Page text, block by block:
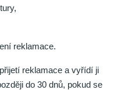
reklamace.
reklamace a vyřídí ji
do 30 dnů, pokud se